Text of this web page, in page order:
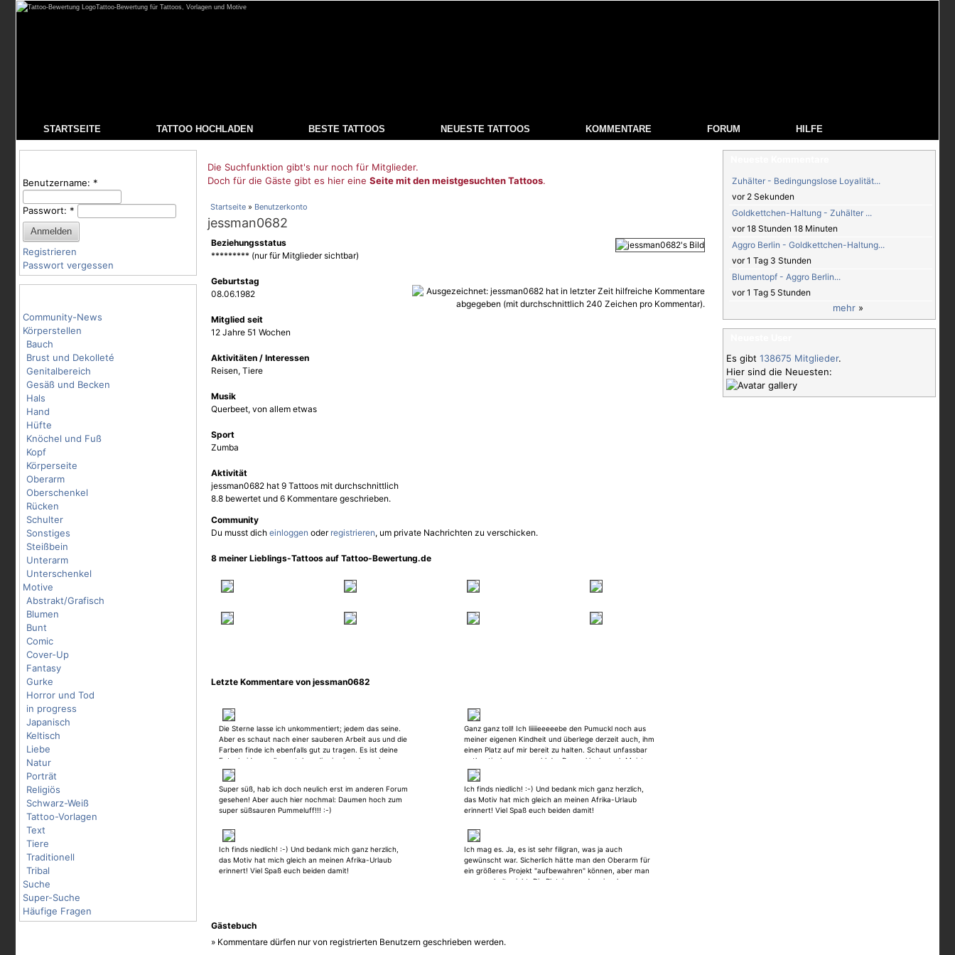
Tattoo-Bewertung für Tattoos, Vorlagen und Motive
STARTSEITE TATTOO HOCHLADEN BESTE TATTOOS NEUESTE TATTOOS KOMMENTARE FORUM HILFE
Benutzername: *
Passwort: *
Registrieren
Passwort vergessen
Community-News
Körperstellen
Bauch
Brust und Dekolleté
Genitalbereich
Gesäß und Becken
Hals
Hand
Hüfte
Knöchel und Fuß
Kopf
Körperseite
Oberarm
Oberschenkel
Rücken
Schulter
Sonstiges
Steißbein
Unterarm
Unterschenkel
Motive
Abstrakt/Grafisch
Blumen
Bunt
Comic
Cover-Up
Fantasy
Gurke
Horror und Tod
in progress
Japanisch
Keltisch
Liebe
Natur
Porträt
Religiös
Schwarz-Weiß
Tattoo-Vorlagen
Text
Tiere
Traditionell
Tribal
Suche
Super-Suche
Häufige Fragen
Die Suchfunktion gibt's nur noch für Mitglieder.
Doch für die Gäste gibt es hier eine Seite mit den meistgesuchten Tattoos.
Startseite » Benutzerkonto
jessman0682
Beziehungsstatus
********* (nur für Mitglieder sichtbar)
Geburtstag
08.06.1982
Mitglied seit
12 Jahre 51 Wochen
Aktivitäten / Interessen
Reisen, Tiere
Musik
Querbeet, von allem etwas
Sport
Zumba
Aktivität
jessman0682 hat 9 Tattoos mit durchschnittlich
8.8 bewertet und 6 Kommentare geschrieben.
Community
Du musst dich einloggen oder registrieren, um private Nachrichten zu verschicken.
8 meiner Lieblings-Tattoos auf Tattoo-Bewertung.de
Letzte Kommentare von jessman0682
Die Sterne lasse ich unkommentiert; jedem das seine.
Aber es schaut nach einer sauberen Arbeit aus und die
Farben finde ich ebenfalls gut zu tragen. Es ist deine
Entscheidung, alles gut, lass dir nix einreden. ;-)
Ganz ganz toll! Ich liiiiieeeeebe den Pumuckl noch aus
meiner eigenen Kindheit und überlege derzeit auch, ihm
einen Platz auf mir bereit zu halten. Schaut unfassbar
authentisch aus, sowohl der Pumuckl, als auch Meister
Eder. So schön umgesetzt hab ich das zuvor noch nicht
gesehen. Volle Punktzahl für dieses saubere
Meisterwerk. PS: Auf Prime kann man den kleinen
Mainzelmännchen-Verachter derzeit in beiden Staffel
durchsuchten :-)
Super süß, hab ich doch neulich erst im anderen Forum
gesehen! Aber auch hier nochmal: Daumen hoch zum
super süßsauren Pummeluff!!! :-)
Ich finds niedlich! :-) Und bedank mich ganz herzlich,
das Motiv hat mich gleich an meinen Afrika-Urlaub
erinnert! Viel Spaß euch beiden damit!
Ich finds niedlich! :-) Und bedank mich ganz herzlich,
das Motiv hat mich gleich an meinen Afrika-Urlaub
erinnert! Viel Spaß euch beiden damit!
Ich mag es. Ja, es ist sehr filigran, was ja auch
gewünscht war. Sicherlich hätte man den Oberarm für
ein größeres Projekt "aufbewahren" können, aber man
muss es haltr nicht. Die Platzierung der einzelnen
Gästebuch
» Kommentare dürfen nur von registrierten Benutzern geschrieben werden.
Zuhälter - Bedingungslose Loyalität...
vor 2 Sekunden
Goldkettchen-Haltung - Zuhälter ...
vor 18 Stunden 18 Minuten
Aggro Berlin - Goldkettchen-Haltung...
vor 1 Tag 3 Stunden
Blumentopf - Aggro Berlin...
vor 1 Tag 5 Stunden
mehr »
Es gibt 138675 Mitglieder.
Hier sind die Neuesten: